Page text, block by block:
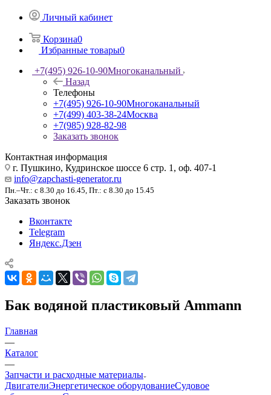
Личный кабинет
Корзина0
Избранные товары0
+7(495) 926-10-90Многоканальный
Назад
Телефоны
+7(495) 926-10-90Многоканальный
+7(499) 403-38-24Москва
+7(985) 928-82-98
Заказать звонок
Контактная информация
г. Пушкино, Кудринское шоссе 6 стр. 1, оф. 407-1
info@zapchasti-generator.ru
Пн.–Чт.: с 8.30 до 16.45, Пт.: с 8.30 до 15.45
Заказать звонок
Вконтакте
Telegram
Яндекс.Дзен
Бак водяной пластиковый Ammann
Главная
—
Каталог
—
Запчасти и расходные материалы
ДвигателиЭнергетическое оборудованиеСудовое